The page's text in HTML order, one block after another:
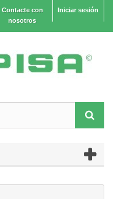
Iniciar sesión
Contacte con
nosotros